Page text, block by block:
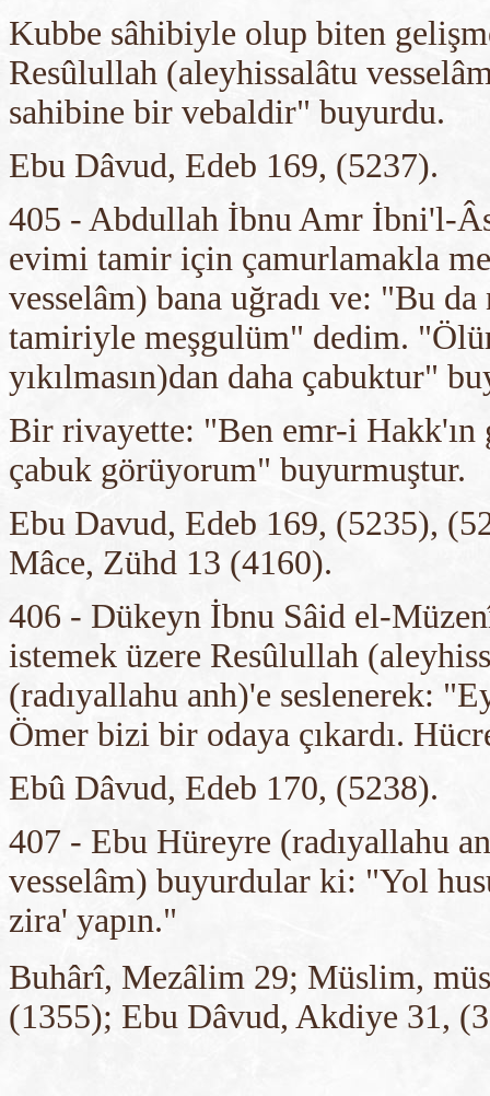
Kubbe sâhibiyle olup biten
Resûlullah (aleyhissalâtu
sahibine bir vebaldir" buyurdu.
Ebu Dâvud, Edeb 169, (5237).
405 - Abdullah İbnu Amr İbni'l-
evimi tamir için çamurlamakla
vesselâm) bana uğradı ve: "Bu
tamiriyle meşgulüm" dedim.
yıkılmasın)dan daha çabuktur"
Bir rivayette: "Ben emr-i Hakk'ın
çabuk görüyorum" buyurmuştur.
Ebu Davud, Edeb 169, (5235),
Mâce, Zühd 13 (4160).
406 - Dükeyn İbnu Sâid el-
istemek üzere Resûlullah
(radıyallahu anh)'e seslenerek:
Ömer bizi bir odaya çıkardı.
Ebû Dâvud, Edeb 170, (5238).
407 - Ebu Hüreyre (radıyallahu
vesselâm) buyurdular ki: "Yol
zira' yapın."
Buhârî, Mezâlim 29; Müslim,
(1355); Ebu Dâvud, Akdiye 31,